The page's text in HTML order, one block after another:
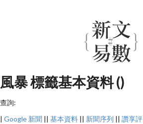
風暴 標籤基本資料 ()
查詢:
| Google 新聞 || 基本資料 || 新聞序列 || 讚享評